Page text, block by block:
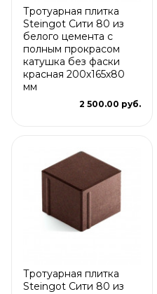
Тротуарная плитка
Steingot Сити 80 из
белого цемента с
полным прокрасом
катушка без фаски
красная 200х165х80
мм
2 500.00 руб.
Тротуарная плитка
Steingot Сити 80 из